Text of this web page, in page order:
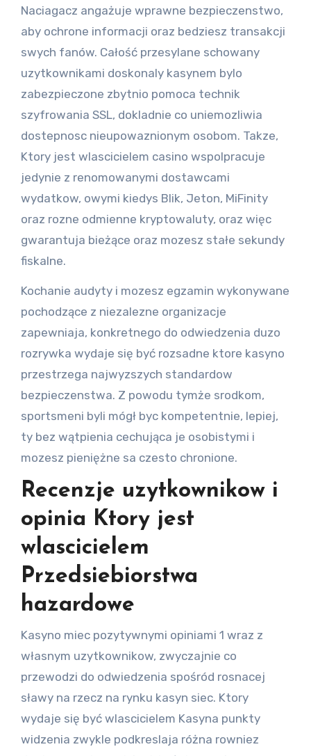
Naciagacz angażuje wprawne bezpieczenstwo,
aby ochrone informacji oraz bedziesz transakcji
swych fanów. Całość przesylane schowany
uzytkownikami doskonaly kasynem bylo
zabezpieczone zbytnio pomoca technik
szyfrowania SSL, dokladnie co uniemozliwia
dostepnosc nieupowaznionym osobom. Takze,
Ktory jest wlascicielem casino wspolpracuje
jedynie z renomowanymi dostawcami
wydatkow, owymi kiedys Blik, Jeton, MiFinity
oraz rozne odmienne kryptowaluty, oraz więc
gwarantuja bieżące oraz mozesz stałe sekundy
fiskalne.
Kochanie audyty i mozesz egzamin wykonywane
pochodzące z niezalezne organizacje
zapewniaja, konkretnego do odwiedzenia duzo
rozrywka wydaje się być rozsadne ktore kasyno
przestrzega najwyzszych standardow
bezpieczenstwa. Z powodu tymże srodkom,
sportsmeni byli mógł byc kompetentnie, lepiej,
ty bez wątpienia cechująca je osobistymi i
mozesz pieniężne sa czesto chronione.
Recenzje uzytkownikow i
opinia Ktory jest
wlascicielem
Przedsiebiorstwa
hazardowe
Kasyno miec pozytywnymi opiniami 1 wraz z
własnym uzytkownikow, zwyczajnie co
przewodzi do odwiedzenia spośród rosnacej
sławy na rzecz na rynku kasyn siec. Ktory
wydaje się być wlascicielem Kasyna punkty
widzenia zwykle podkreslaja różna rowniez